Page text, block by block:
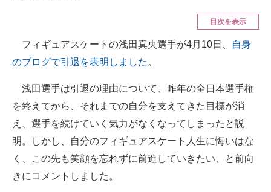
スマホと通信の最新トレンド
進化するPCとデバイスの未来
ビジネスと働き方のヒント
AI活用のいまが分かる
目次を表示
フィギュアスケートの浅田真央選手が4月10日、
自身
のブログで引退を表明しました 。
浅田選手は引退の理由について、昨年の全日本選手権
を終えてから、それまでの自分を支えてきた目標が消
え、選手を続けていく気力がなくなってしまったと説
明。しかし、自分のフィギュアスケート人生に悔いはな
く、この先も笑顔を忘れずに前進していきたい、と前向
きにコメントしました。